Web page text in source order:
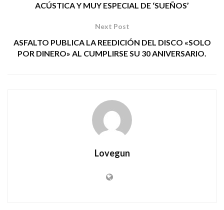
ACÚSTICA Y MUY ESPECIAL DE ‘SUEÑOS’
Next Post
ASFALTO PUBLICA LA REEDICIÓN DEL DISCO «SOLO
POR DINERO» AL CUMPLIRSE SU 30 ANIVERSARIO.
Lovegun